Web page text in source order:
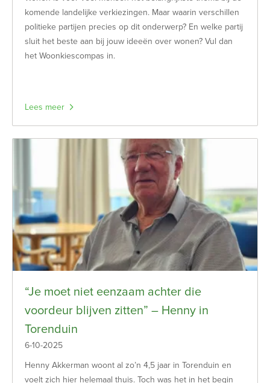
komende landelijke verkiezingen. Maar waarin verschillen
politieke partijen precies op dit onderwerp? En welke partij
sluit het beste aan bij jouw ideeën over wonen? Vul dan
het Woonkiescompas in.
Lees meer
“Je moet niet eenzaam achter die
voordeur blijven zitten” – Henny in
Torenduin
6-10-2025
Henny Akkerman woont al zo’n 4,5 jaar in Torenduin en
voelt zich hier helemaal thuis. Toch was het in het begin